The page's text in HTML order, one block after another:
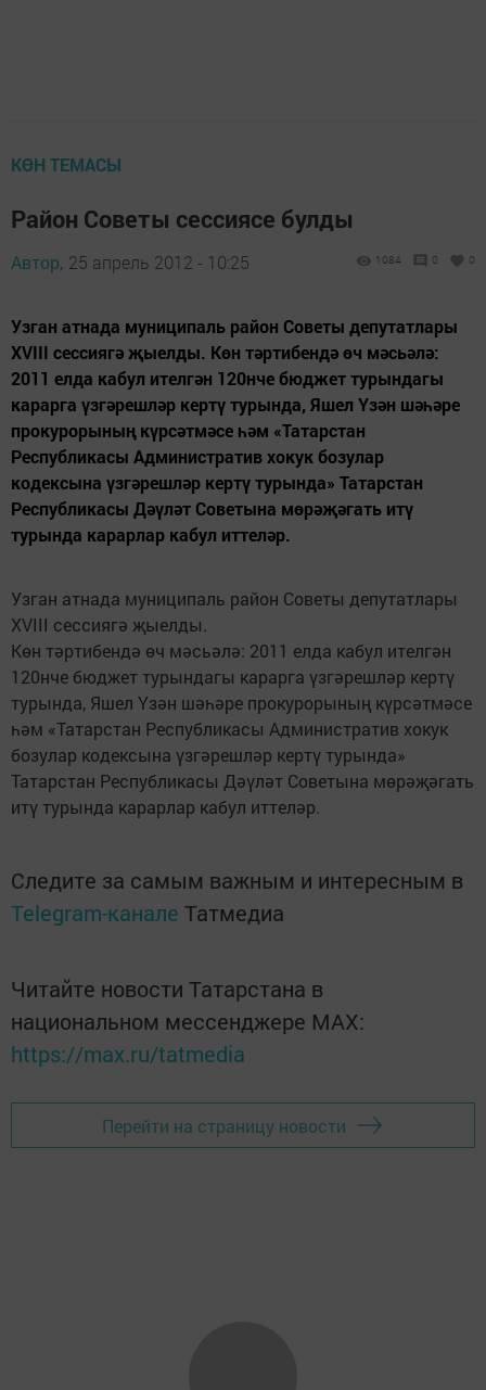
КӨН ТЕМАСЫ
Район Советы сессиясе булды
Автор, 25 апрель 2012 - 10:25 1084 0 0
Узган атнада муниципаль район Советы депутатлары
XVIII сессиягә җыелды. Көн тәртибендә өч мәсьәлә:
2011 елда кабул ителгән 120нче бюджет турындагы
карарга үзгәрешләр кертү турында, Яшел Үзән шәһәре
прокурорының күрсәтмәсе һәм «Татарстан
Республикасы Административ хокук бозулар
кодексына үзгәрешләр кертү турында» Татарстан
Республикасы Дәүләт Советына мөрәҗәгать итү
турында карарлар кабул иттеләр.
Узган атнада муниципаль район Советы депутатлары
XVIII сессиягә җыелды.
Көн тәртибендә өч мәсьәлә: 2011 елда кабул ителгән
120нче бюджет турындагы карарга үзгәрешләр кертү
турында, Яшел Үзән шәһәре прокурорының күрсәтмәсе
һәм «Татарстан Республикасы Административ хокук
бозулар кодексына үзгәрешләр кертү турында»
Татарстан Республикасы Дәүләт Советына мөрәҗәгать
итү турында карарлар кабул иттеләр.
Следите за самым важным и интересным в
Telegram-канале Татмедиа
Читайте новости Татарстана в
национальном мессенджере MАХ:
https://max.ru/tatmedia
Перейти на страницу новости